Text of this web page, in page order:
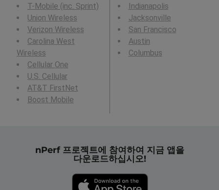
T-Mobile (inc. Sprint)
Union Wireless
Verizon Wireless
Carolina West
Wireless
Cellular One
U.S. Cellular
AT&T FirstNet
Boost Mobile
Indianapolis
Jacksonville
San Francisco
Austin
Columbus
nPerf 프로젝트에 참여하여 지금 앱을
다운로드하십시오!